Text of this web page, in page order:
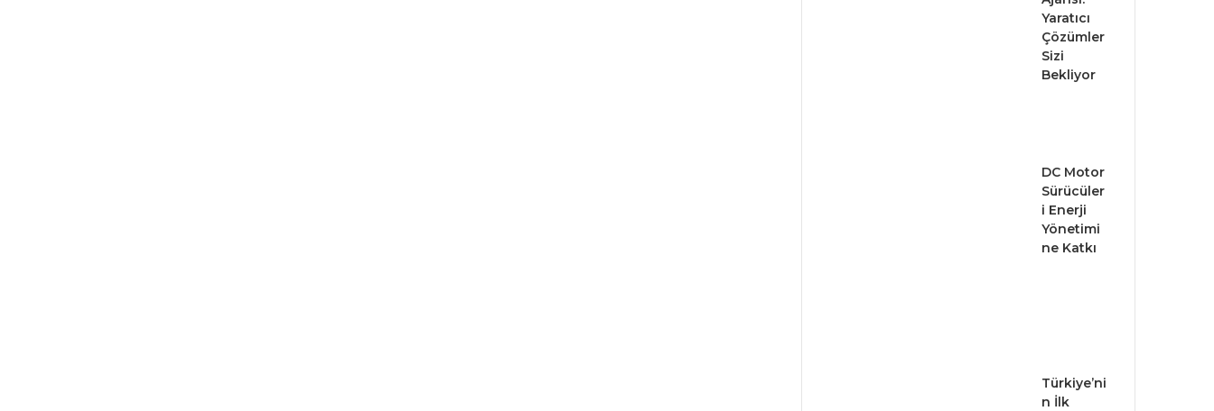
Yaratıcı
Çözümler
Sizi
Bekliyor
DC Motor
Sürücüler
i Enerji
Yönetimi
ne Katkı
Türkiye’ni
n İlk